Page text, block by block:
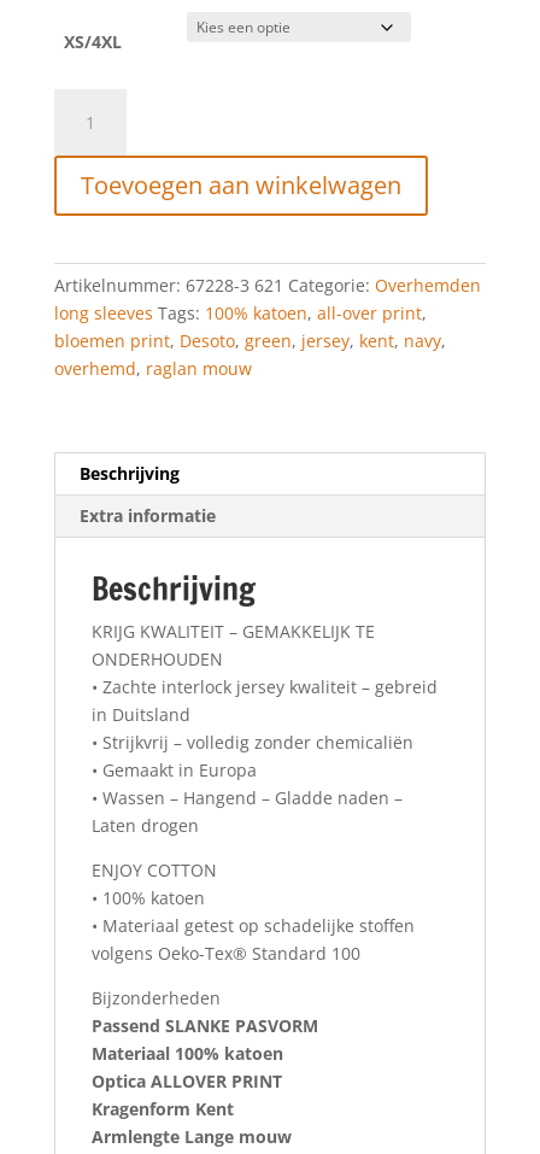
XS/4XL
Jerseyhemd
Kent
navy/green
BLOOMING
PRINT
aantal
Toevoegen aan winkelwagen
Artikelnummer: 67228-3 621 Categorie: Overhemden
long sleeves Tags: 100% katoen, all-over print,
bloemen print, Desoto, green, jersey, kent, navy,
overhemd, raglan mouw
Beschrijving
Extra informatie
Beschrijving
KRIJG KWALITEIT – GEMAKKELIJK TE
ONDERHOUDEN
• Zachte interlock jersey kwaliteit – gebreid
in Duitsland
• Strijkvrij – volledig zonder chemicaliën
• Gemaakt in Europa
• Wassen – Hangend – Gladde naden –
Laten drogen
ENJOY COTTON
• 100% katoen
• Materiaal getest op schadelijke stoffen
volgens Oeko-Tex® Standard 100
Bijzonderheden
Passend SLANKE PASVORM
Materiaal 100% katoen
Optica ALLOVER PRINT
Kragenform Kent
Armlengte Lange mouw